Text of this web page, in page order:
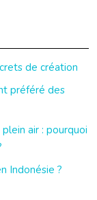
de création
préféré des
air : pourquoi
Indonésie ?